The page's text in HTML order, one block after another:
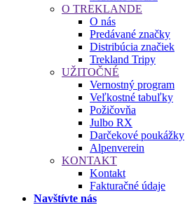
O TREKLANDE
O nás
Predávané značky
Distribúcia značiek
Trekland Tripy
UŽITOČNÉ
Vernostný program
Veľkostné tabuľky
Požičovňa
Julbo RX
Darčekové poukážky
Alpenverein
KONTAKT
Kontakt
Fakturačné údaje
Navštívte nás